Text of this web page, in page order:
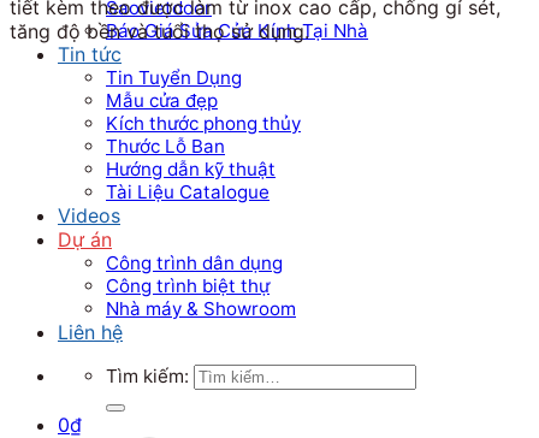
Saovietdoor
Báo Giá Sửa Cửa Kính Tại Nhà
Tin tức
Tin Tuyển Dụng
Mẫu cửa đẹp
Kích thước phong thủy
Thước Lỗ Ban
Hướng dẫn kỹ thuật
Tài Liệu Catalogue
Videos
Dự án
Công trình dân dụng
Công trình biệt thự
Nhà máy & Showroom
Liên hệ
Tìm kiếm:
0₫
tiết kèm theo được làm từ inox cao cấp, chống gỉ sét,
tăng độ bền và tuổi thọ sử dụng.